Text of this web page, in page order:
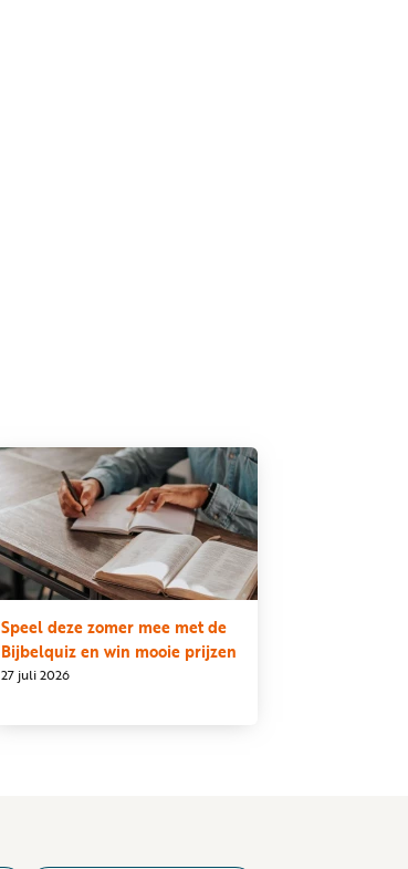
27 juli 2026
Speel deze zomer mee met de
Bijbelquiz en win mooie prijzen